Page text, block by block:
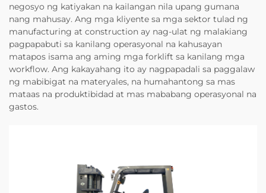
negosyo ng katiyakan na kailangan nila upang gumana
nang mahusay. Ang mga kliyente sa mga sektor tulad ng
manufacturing at construction ay nag-ulat ng malakiang
pagpapabuti sa kanilang operasyonal na kahusayan
matapos isama ang aming mga forklift sa kanilang mga
workflow. Ang kakayahang ito ay nagpapadali sa paggalaw
ng mabibigat na materyales, na humahantong sa mas
mataas na produktibidad at mas mababang operasyonal na
gastos.